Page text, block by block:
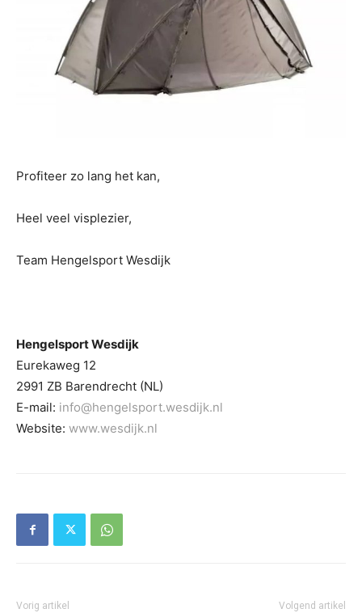
Profiteer zo lang het kan,
Heel veel visplezier,
Team Hengelsport Wesdijk
Hengelsport Wesdijk
Eurekaweg 12
2991 ZB Barendrecht (NL)
E-mail: info@hengelsport.wesdijk.nl
Website: www.wesdijk.nl
Vorig artikel Volgend artikel